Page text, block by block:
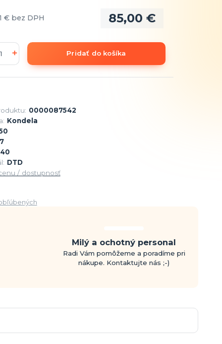
85,00 €
€ bez DPH
Pridať do košíka
0000087542
Kondela
40
DTD
/ dostupnosť
Milý a ochotný personal
Radi Vám pomôžeme a poradíme pri
nákupe. Kontaktujte nás ;-)